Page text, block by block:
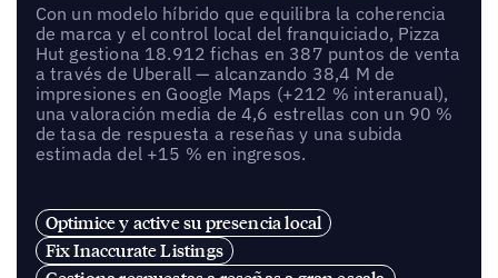
Con un modelo híbrido que equilibra la coherencia
de marca y el control local del franquiciado, Pizza
Hut gestiona 18.912 fichas en 387 puntos de venta
a través de Uberall — alcanzando 38,4 M de
impresiones en Google Maps (+212 % interanual),
una valoración media de 4,6 estrellas con un 90 %
de tasa de respuesta a reseñas y una subida
estimada del +15 % en ingresos.
Optimice y active su presencia local
Fix Inaccurate Listings